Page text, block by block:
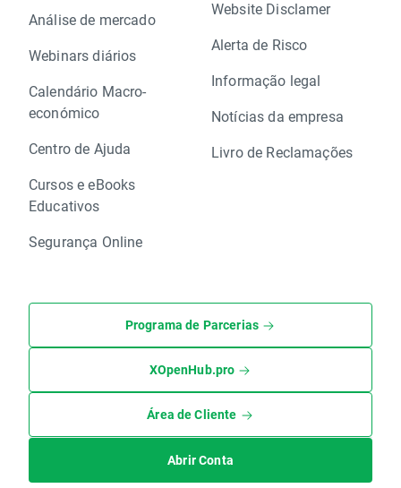
Análise de mercado
Webinars diários
Calendário Macro-
económico
Centro de Ajuda
Cursos e eBooks
Educativos
Segurança Online
Website Disclamer
Alerta de Risco
Informação legal
Notícias da empresa
Livro de Reclamações
Programa de Parcerias
XOpenHub.pro
Área de Cliente
Abrir Conta